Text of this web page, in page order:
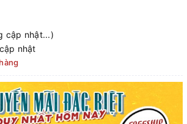
cập nhật...)
nhật